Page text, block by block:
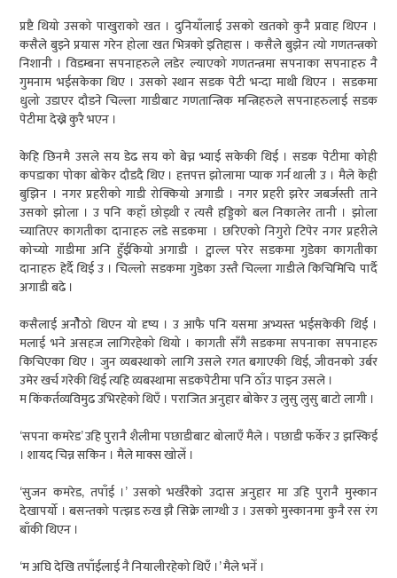
प्रष्टै थियो उसको पाखुराको खत । दुनियाँलाई उसको खतको कुनै प्रवाह थिएन ।
कसैले बुझ्ने प्रयास गरेन होला खत भित्रको इतिहास । कसैले बुझेन त्यो गणतन्त्रको
निशानी । विडम्बना सपनाहरुले लडेर ल्याएको गणतन्त्रमा सपनाका सपनाहरु नै
गुमनाम भईसकेका थिए । उसको स्थान सडक पेटी भन्दा माथी थिएन । सडकमा
धुलो उडाएर दौडने चिल्ला गाडीबाट गणतान्त्रिक मन्त्रिहरुले सपनाहरुलाई सडक
पेटीमा देख्ने कुरै भएन ।
केहि छिनमै उसले सय डेढ सय को बेच्न भ्याई सकेकी थिई । सडक पेटीमा कोही
कपडाका पोका बोकेर दौडदै थिए । हत्तपत्त झोलामा प्याक गर्न थाली उ । मैले केही
बुझिन । नगर प्रहरीको गाडी रोक्कियो अगाडी । नगर प्रहरी झरेर जबर्जस्ती ताने
उसको झोला । उ पनि कहाँ छोड्थी र त्यसै हड्डिको बल निकालेर तानी । झोला
च्यातिएर कागतीका दानाहरु लडे सडकमा । छरिएको निगुरो टिपेर नगर प्रहरीले
कोच्यो गाडीमा अनि हुँईकियो अगाडी । ट्वाल्ल परेर सडकमा गुडेका कागतीका
दानाहरु हेर्दै थिई उ । चिल्लो सडकमा गुडेका उस्तै चिल्ला गाडीले किचिमिचि पार्दै
अगाडी बढे ।
कसैलाई अनोैठो थिएन यो दृष्य । उ आफै पनि यसमा अभ्यस्त भईसकेकी थिई ।
मलाई भने असहज लागिरहेको थियो । कागती सँगै सडकमा सपनाका सपनाहरु
किचिएका थिए । जुन व्यबस्थाको लागि उसले रगत बगाएकी थिई, जीवनको उर्बर
उमेर खर्च गरेकी थिई त्यहि व्यबस्थामा सडकपेटीमा पनि ठाँउ पाइन उसले ।
म किंकर्तव्यविमुढ उभिरहेको थिएँ । पराजित अनुहार बोकेर उ लुसु लुसु बाटो लागी ।
‘सपना कमरेड’ उहि पुरानै शैलीमा पछाडीबाट बोलाएँ मैले । पछाडी फर्केर उ झस्किई
। शायद चिन्न सकिन । मैले माक्स खोलेँ ।
‘सुजन कमरेड, तपाँई ।’ उसको भर्खरैको उदास अनुहार मा उहि पुरानै मुस्कान
देखापर्यो । बसन्तको पत्झड रुख झै सिक्रे लाग्थी उ । उसको मुस्कानमा कुनै रस रंग
बाँकी थिएन ।
‘म अघि देखि तपाँईलाई नै नियालीरहेको थिएँ ।’ मैले भनेँ ।